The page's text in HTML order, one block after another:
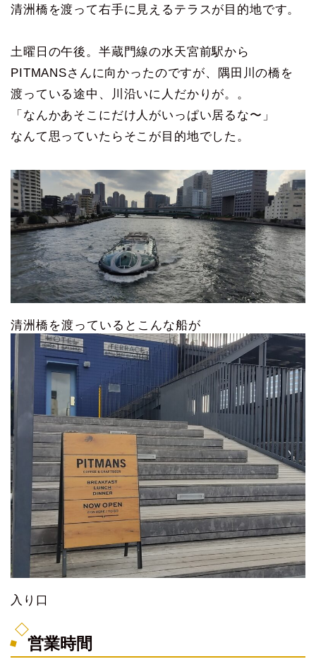
清洲橋を渡って右手に見えるテラスが目的地です。
土曜日の午後。半蔵門線の水天宮前駅から
PITMANSさんに向かったのですが、隅田川の橋を
渡っている途中、川沿いに人だかりが。。
「なんかあそこにだけ人がいっぱい居るな〜」
なんて思っていたらそこが目的地でした。
清洲橋を渡っているとこんな船が
入り口
営業時間